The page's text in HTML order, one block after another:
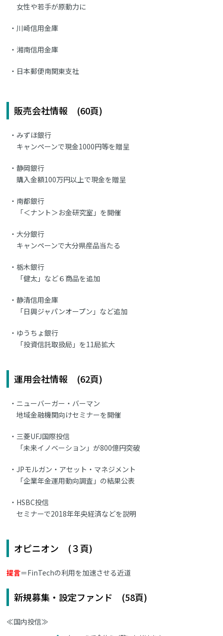
女性や若手が原動力に
川崎信用金庫
湘南信用金庫
日本郵便南関東支社
販売会社情報 (60頁)
みずほ銀行
キャンペーンで現金1000円等を贈呈
静岡銀行
購入金額100万円以上で現金を贈呈
南都銀行
「＜ナント＞お金研究室」を開催
大分銀行
キャンペーンで大分県産品当たる
栃木銀行
「健太」など６商品を追加
静清信用金庫
「日興ジャパンオープン」など追加
ゆうちょ銀行
「投資信託取扱局」を11局拡大
運用会社情報 (62頁)
ニューバーガー・バーマン
地域金融機関向けセミナーを開催
三菱UFJ国際投信
「未来イノベーション」が800億円突破
JPモルガン・アセット・マネジメント
「企業年金運用動向調査」の結果公表
HSBC投信
セミナーで2018年年央経済などを説明
オピニオン (３頁)
提言＝FinTechの利用を加速させる近道
新規募集・設定ファンド (58頁)
≪国内投信≫